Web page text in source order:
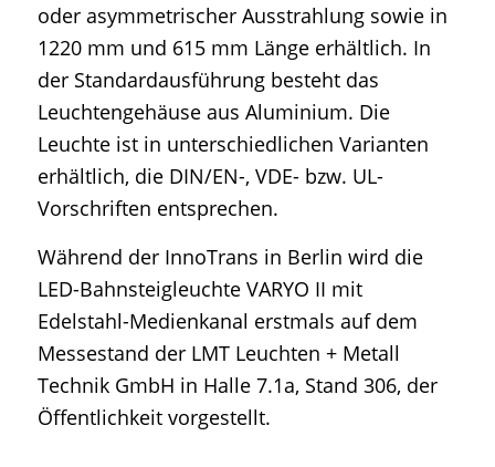
oder asymmetrischer Ausstrahlung sowie in
1220 mm und 615 mm Länge erhältlich. In
der Standardausführung besteht das
Leuchtengehäuse aus Aluminium. Die
Leuchte ist in unterschiedlichen Varianten
erhältlich, die DIN/EN-, VDE- bzw. UL-
Vorschriften entsprechen.
Während der InnoTrans in Berlin wird die
LED-Bahnsteigleuchte VARYO II mit
Edelstahl-Medienkanal erstmals auf dem
Messestand der LMT Leuchten + Metall
Technik GmbH in Halle 7.1a, Stand 306, der
Öffentlichkeit vorgestellt.